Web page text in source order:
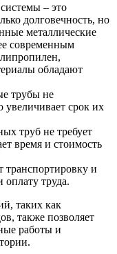
– это
долговечность, но
металлические
современным
обладают
трубы не
увеличивает срок их
труб не требует
время и стоимость
транспортировку и
труда.
таких как
также позволяет
работы и